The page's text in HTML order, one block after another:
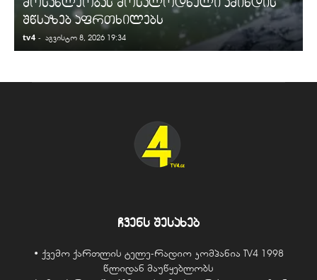
შწსაზებ აფრთხილებს
tv4 - აგვისტო 8, 2026 19:34
ჩვენს შესახებ
• ქვემო ქართლის ტელე-რადიო კომპანია TV4 1998
წლიდან მაუწყებლობს